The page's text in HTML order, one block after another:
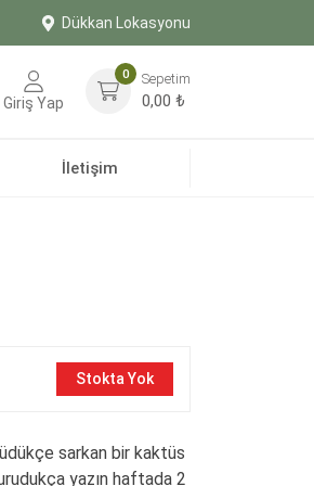
Dükkan Lokasyonu
Giriş Yap
0 Sepetim
0,00 ₺
İletişim
Stokta Yok
sarkan bir kaktüs
yazın haftada 2